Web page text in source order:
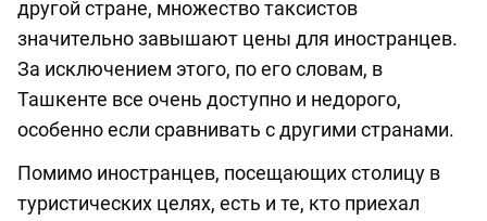
другой стране, множество таксистов
значительно завышают цены для иностранцев.
За исключением этого, по его словам, в
Ташкенте все очень доступно и недорого,
особенно если сравнивать с другими странами.
Помимо иностранцев, посещающих столицу в
туристических целях, есть и те, кто приехал